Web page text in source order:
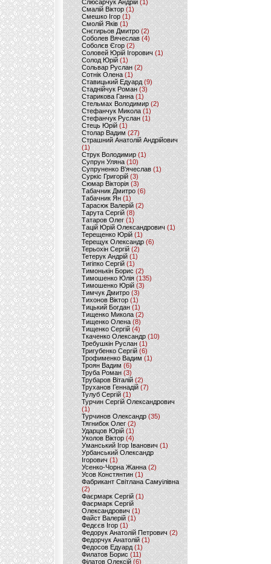
Слюсарчук Андрій(1)
Смалій Віктор (1)
Смешко Ігор (1)
Смолій Яків (1)
Снєгирьов Дмитро (2)
Соболев Вячеслав (4)
Соболєв Єгор(2)
Соловей Юрій Ігорович (1)
Солод Юрій (1)
Сольвар Руслан (2)
Сотнік Олена(1)
Ставицький Едуард (9)
Стаднійчук Роман(3)
Старикова Ганна (1)
Стельмах Володимир(2)
Стефанчук Микола (1)
Стефанчук Руслан (1)
Стець Юрій (1)
Столар Вадим(27)
Страшний Анатолій Андрійович
(1)
Струк Володимир (1)
Супрун Уляна (10)
Супруненко В'ячеслав (1)
Суркіс Григорій (3)
Сюмар Вікторія (3)
Табачник Дмитро (6)
Табачник Ян(1)
Тарасюк Валерій (2)
Тарута Сергій (8)
Татаров Олег(1)
Тацій Юрій Олександрович(1)
Терещенко Юрій(1)
Терещук Олександр(6)
Терьохін Сергій (2)
Тетерук Андрій (1)
Тигіпко Сергій(1)
Тимонькін Борис (2)
Тимошенко Юлія (135)
Тимошенко Юрій(3)
Тимчук Дмитро (3)
Тихонов Віктор (1)
Тицький Богдан (1)
Тищенко Микола (2)
Тищенко Олена (8)
Тищенко Сергій (4)
Ткаченко Олександр (10)
Требушкін Руслан (1)
Тригубенко Сергій(6)
Трофименко Вадим (1)
Троян Вадим (6)
Труба Роман(3)
Трубаров Віталій (2)
Труханов Геннадій (7)
Тулуб Сергій(1)
Турчин Сергій Олександрович
(1)
Турчинов Олександр(35)
Тягнибок Олег (2)
Ударцов Юрій (1)
Уколов Віктор(4)
Уманський Ігор Іванович(1)
Урбанський Олександр
Ігорович (1)
Усенко-Чорна Жанна (2)
Усов Констянтин(1)
Фабрикант Світлана Самуілівна
(2)
Фаєрмарк Сергій(1)
Фаєрмарк Сергій
Олександрович (1)
Файст Валерій(1)
Федєєв Ігор (1)
Федорук Анатолій Петрович (2)
Федорчук Анатолій (1)
Федосов Едуард (1)
Филатов Борис (11)
Філатов Олексій (6)